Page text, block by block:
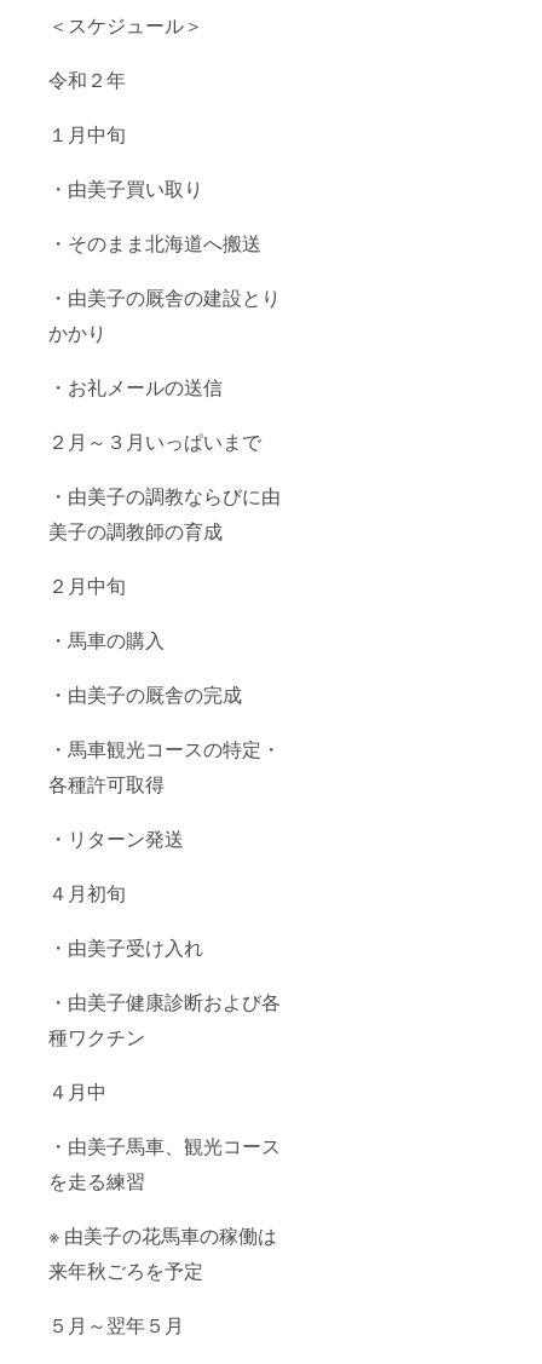
＜スケジュール＞
令和２年
１月中旬
・由美子買い取り
・そのまま北海道へ搬送
・由美子の厩舎の建設とり
かかり
・お礼メールの送信
２月～３月いっぱいまで
・由美子の調教ならびに由
美子の調教師の育成
２月中旬
・馬車の購入
・由美子の厩舎の完成
・馬車観光コースの特定・
各種許可取得
・リターン発送
４月初旬
・由美子受け入れ
・由美子健康診断および各
種ワクチン
４月中
・由美子馬車、観光コース
を走る練習
※ 由美子の花馬車の稼働は
来年秋ごろを予定
５月～翌年５月